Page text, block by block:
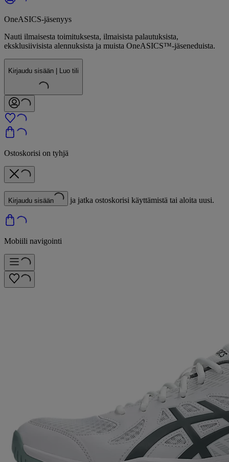
OneASICS-jäsenyys
Nauti ilmaisesta toimituksesta, ilmaisista palautuksista,
eksklusiivisista alennuksista ja muista OneASICS™-jäseneduista.
Kirjaudu sisään | Luo tili
Ostoskorisi on tyhjä
Kirjaudu sisään ja jatka ostoskorisi käyttämistä tai aloita uusi.
Mobiili navigointi